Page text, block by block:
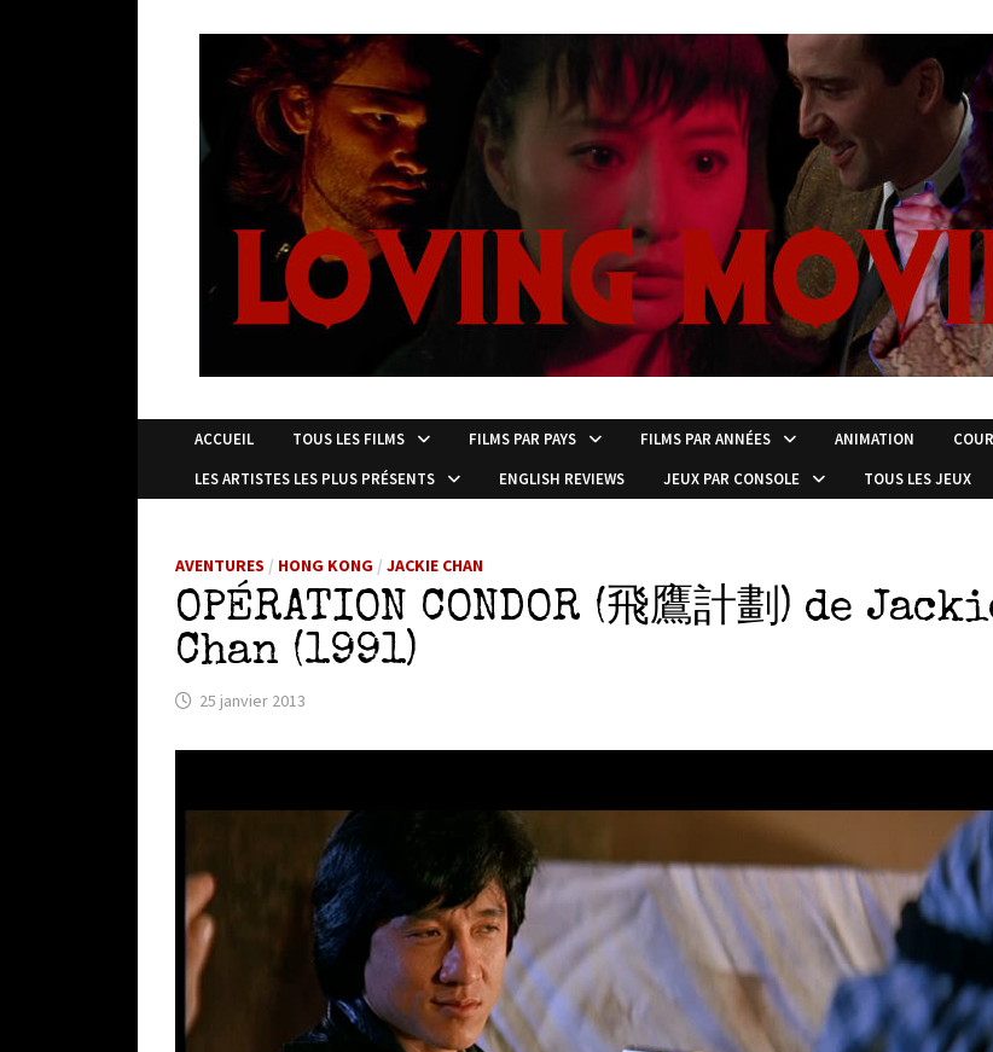
ACCUEIL TOUS LES FILMS FILMS PAR PAYS FILMS PAR ANNÉES ANIMATION
LES ARTISTES LES PLUS PRÉSENTS
ENGLISH REVIEWS JEUX PAR CONSOLE TOUS LES JEUX
AVENTURES / HONG KONG /JACKIE CHAN
OPÉRATION CONDOR (飛鷹計劃) de
Chan (1991)
25 janvier 2013